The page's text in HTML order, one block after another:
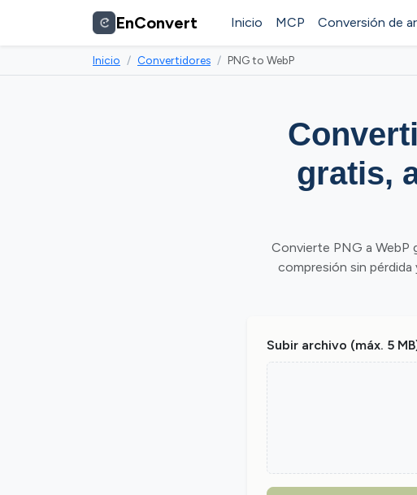
EnConvert Inicio MCP Conversión de
Inicio Convertidores PNG to WebP
gratis,
Convierte PNG a WebP
compresión sin pérdida
Subir archivo (máx. 5